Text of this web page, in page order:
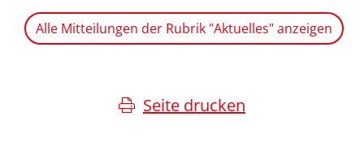
Alle Mitteilungen der Rubrik "Aktuelles" anzeigen
Seite drucken